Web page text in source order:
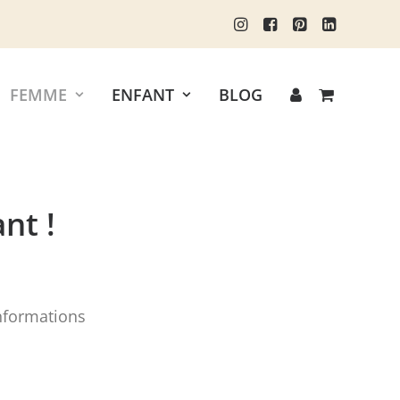
FEMME ENFANT BLOG
!